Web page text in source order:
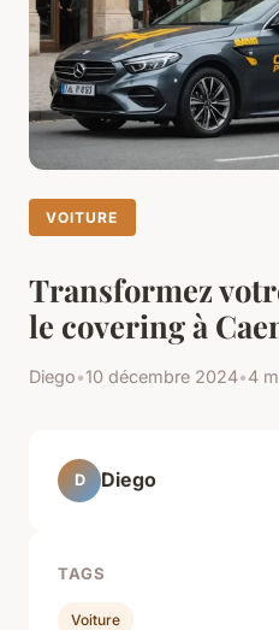
VOITURE
Transformez
le covering à
Diego•10 décembre 2024•4
D Diego
TAGS
Voiture